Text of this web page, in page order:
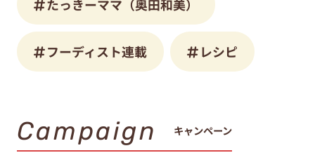
たっきーママ（奥田和美）
フーディスト連載 レシピ
Campaign キャンペーン